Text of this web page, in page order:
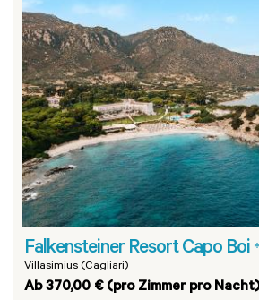
Falkensteiner Resort Capo Boi
Villasimius (Cagliari)
Ab 370,00 € (pro Zimmer pro Nacht)